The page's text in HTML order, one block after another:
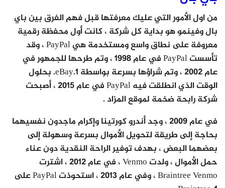
من اول الأمور التي عليك معرفتها قبل فهم الفرق بين باي
بال وفينمو هو بداية كل شركة ، كانت أول محفظة رقمية
معروفة على نطاق واسع ومستخدمة هي PayPal ، وقد
تأسست PayPal في عام 1998 ، وتم طرحها للجمهور في
عام 2002 ، وتم شراؤها بسرعة بواسطة eBay.1. بحلول
الوقت الذي انطلقت فيه PayPal في عام 2015 ، أصبحت
شركة رابحة ضخمة لموقع المزاد .
في عام 2009 ، وجد أندرو كورتينا وإكرام ماجدون نفسيهما
بحاجة إلى طريقة لتحويل الأموال بسرعة وسهولة إلى
بعضهما البعض ، بهدف توفير الراحة النقدية دون عناء
حمل الأموال ، ولدت Venmo ، في عام 2012 ، اشترت
Braintree Venmo ، وفي عام 2013 ، استحوذت PayPal على